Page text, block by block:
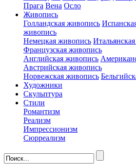
Прага Вена Осло
Живопись
Голландская живопись
живопись
Немецкая живопись
Французская живопись
Английская живопись
Австрийская живопись
Норвежская живопись
Художники
Скульптура
Стили
Романтизм
Реализм
Импрессионизм
Сюрреализм